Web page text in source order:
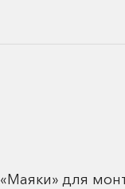
«Маяки» для